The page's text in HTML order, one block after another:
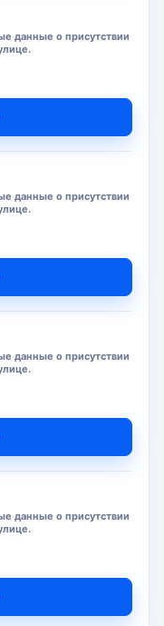
данные о присутствии
данные о присутствии
данные о присутствии
данные о присутствии